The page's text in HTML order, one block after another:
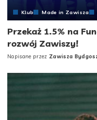
Klub Made in Zawisza
Przekaż 1.5% na
rozwój Zawiszy!
Posted
Napisane przez Zawisza